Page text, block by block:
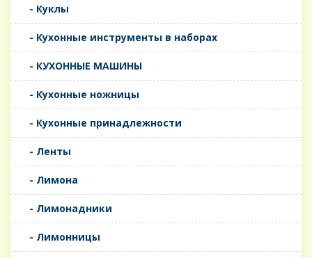
- Куклы
- Кухонные инструменты в наборах
- КУХОННЫЕ МАШИНЫ
- Кухонные ножницы
- Кухонные принадлежности
- Ленты
- Лимона
- Лимонадники
- Лимонницы